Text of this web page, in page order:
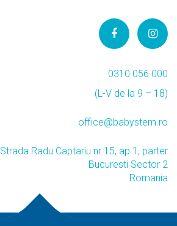
0310 056 000
(L-V de la 9 – 18)
office@babystem.ro
Strada Radu Captariu nr 15, ap 1, parter
Bucuresti Sector 2
Romania